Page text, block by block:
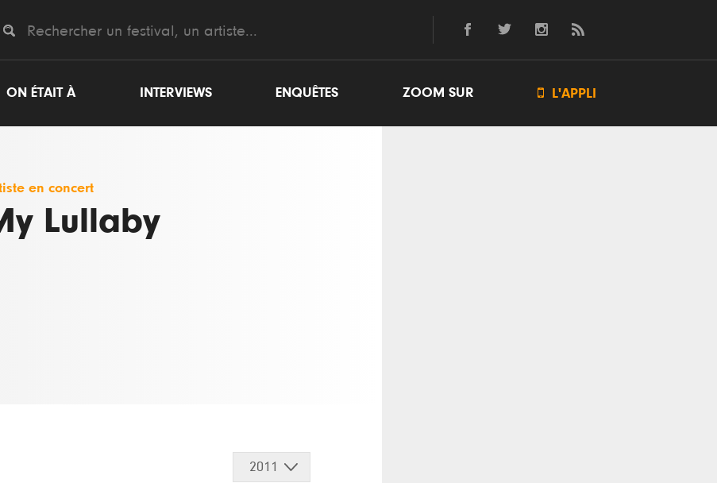
ON ÉTAIT À INTERVIEWS ENQUÊTES ZOOM SUR  L'APPLI
en concert
Lullaby
2011